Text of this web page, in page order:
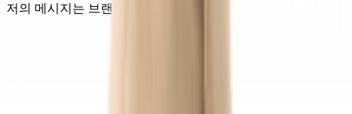
저의 메시지는 브랜드가 될 수 있을까요?